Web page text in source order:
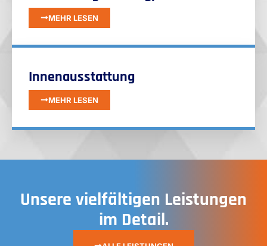
MEHR LESEN
Innenausstattung
MEHR LESEN
Unsere vielfältigen Leistungen
im Detail.